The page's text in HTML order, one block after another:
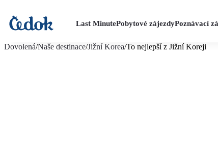
Last MinutePobytové zájezdyPoznávací
Dovolená/Naše destinace/Jižní Korea/To nejlepší z Jižní Koreji